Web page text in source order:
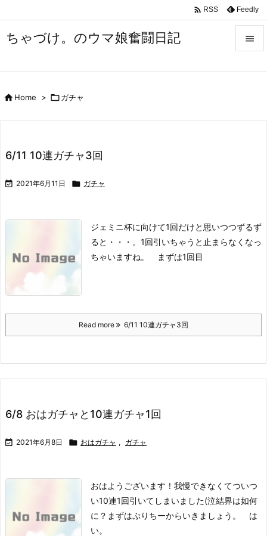
ちゃづけ。のウマ娘奮闘日記 

 RSS Feedly
Home > ガチャ
6/11 10連ガチャ3回
 2021年6月11日  ガチャ
ジェミニ杯に向けて1回だけと思いつつずるず
ると・・・。 1回引いちゃうと止まらなくなっ
ちゃいますね。
まずは1回目
Read more 6/11 10連ガチャ3回
6/8 おはガチャと10連ガチャ1回
 2021年6月8日  おはガチャ , ガチャ
おはようございます！ 我慢できなくてついつ
い10連1回引いてしまいました(泣結界は如何
に？ まずはぷりちーからいきましょう。
は
い。